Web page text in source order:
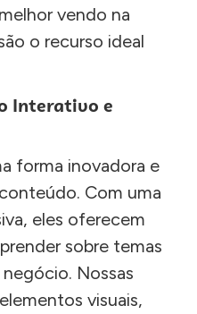
vendo na
o recurso ideal
Interativo e
forma inovadora e
Com uma
eles oferecem
sobre temas
Nossas
visuais,